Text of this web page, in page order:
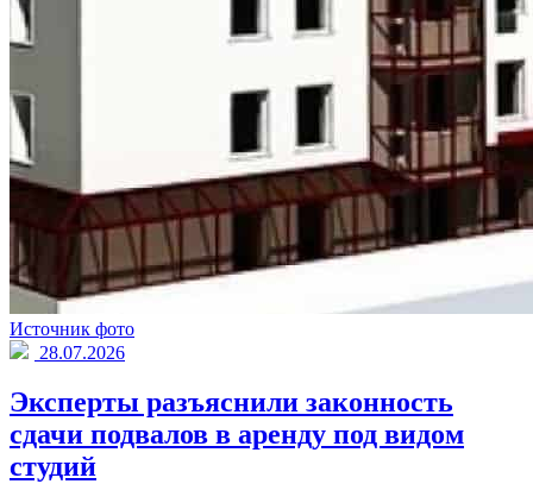
Источник фото
28.07.2026
Эксперты разъяснили законность
сдачи подвалов в аренду под видом
студий